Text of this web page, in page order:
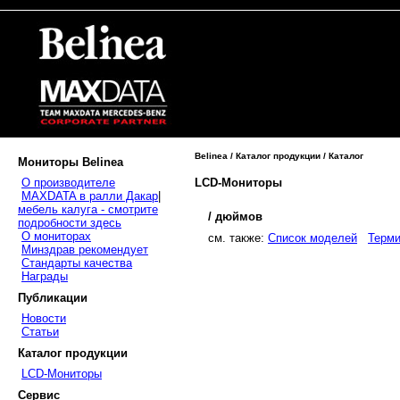
Мониторы Belinea
О производителе
MAXDATA в ралли Дакар
мебель калуга - смотрите
подробности здесь
О мониторах
Минздрав рекомендует
Стандарты качества
Награды
Публикации
Новости
Статьи
Каталог продукции
LCD-Мониторы
Сервис
Belinea / Каталог продукции / Каталог
LCD-Мониторы
/ дюймов
cм. также: Список моделей